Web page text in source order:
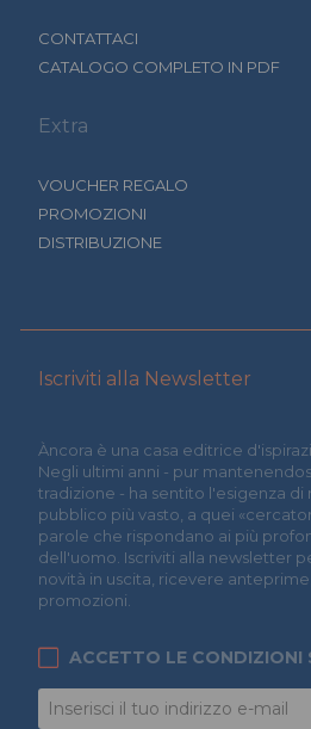
CONTATTACI
CATALOGO COMPLETO IN PDF
Extra
VOUCHER REGALO
PROMOZIONI
DISTRIBUZIONE
Iscriviti alla Newsletter
Àncora è una casa editrice
Negli ultimi anni - pur
tradizione - ha sentito l'esigenza di
pubblico più vasto, a quei
parole che rispondano ai più
dell'uomo. Iscriviti alla newsletter
novità in uscita, ricevere
promozioni.
ACCETTO LE CONDIZIONI